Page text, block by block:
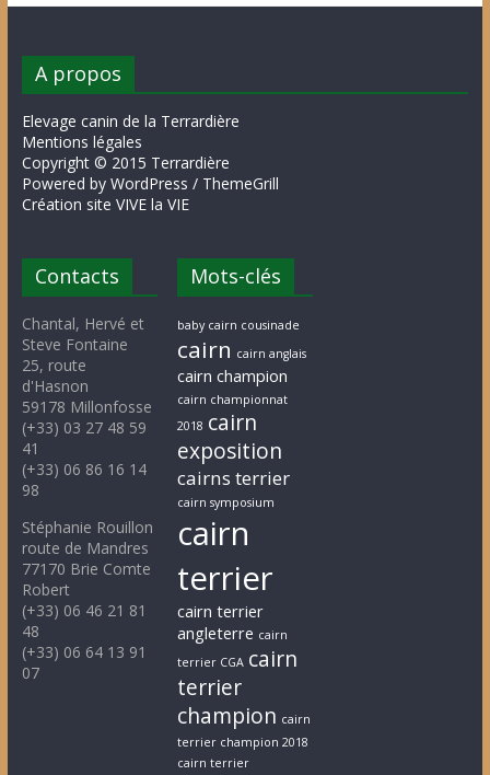
A propos
Elevage canin de la Terrardière
Mentions légales
Copyright © 2015 Terrardière
Powered by WordPress / ThemeGrill
Création site VIVE la VIE
Contacts
Chantal, Hervé et
Steve Fontaine
25, route
d'Hasnon
59178 Millonfosse
(+33) 03 27 48 59
41
(+33) 06 86 16 14
98
Stéphanie Rouillon
route de Mandres
77170 Brie Comte
Robert
(+33) 06 46 21 81
48
(+33) 06 64 13 91
07
Mots-clés
baby cairn cousinade
cairn cairn anglais
cairn champion
cairn championnat
2018 cairn
exposition
cairns terrier
cairn symposium
cairn
terrier
cairn terrier
angleterre cairn
terrier CGA cairn
terrier
champion cairn
terrier champion 2018
cairn terrier